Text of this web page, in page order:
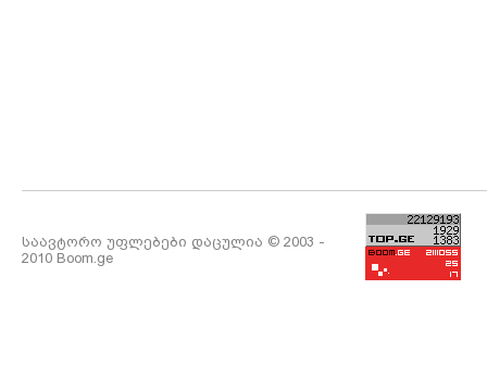
საავტორო უფლებები დაცულია © 2003 -
2010 Boom.ge